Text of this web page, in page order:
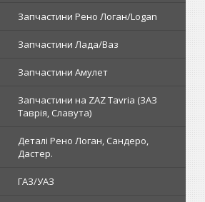
Запчастини Рено Логан/Logan
Запчастини Лада/Ваз
Запчастини Амулет
Запчастини на ZAZ Tavria (ЗАЗ
Таврія, Славута)
Деталі Рено Логан, Сандеро,
Дастер.
ГАЗ/УАЗ